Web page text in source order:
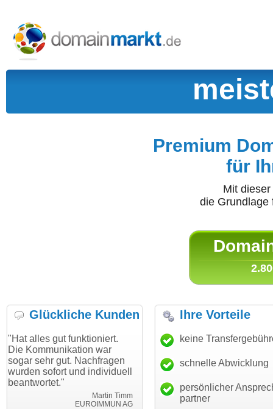
Premium
für
Mit
die
Glückliche Kunden
funktioniert.
war
Nachfragen
und individuell
EUROIMMUN AG
"Danke für den schnellen
Transfer und guten Service!"
Thomas Schäfer
i can eckert communication GmbH
"Ich bin
haben.
mein
Ihre Vorteile
keine
schnelle Abwicklung
persönlicher
partner